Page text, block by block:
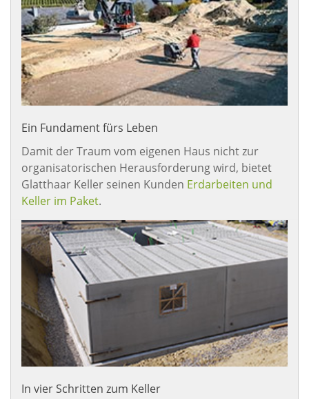
Ein Fundament fürs Leben
Damit der Traum vom eigenen Haus nicht zur
organisatorischen Herausforderung wird, bietet
Glatthaar Keller seinen Kunden Erdarbeiten und
Keller im Paket.
In vier Schritten zum Keller